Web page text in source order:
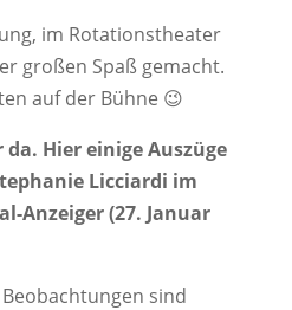
im Rotationstheater
großen Spaß gemacht.
auf der Bühne 😉
da. Hier einige Auszüge
Licciardi im
Anzeiger (27. Januar
sind